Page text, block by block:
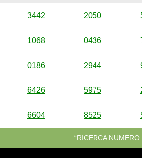
3442 2050
1068 0436
0186 2944
6426 5975
6604 8525
“RICERCA NUMERO